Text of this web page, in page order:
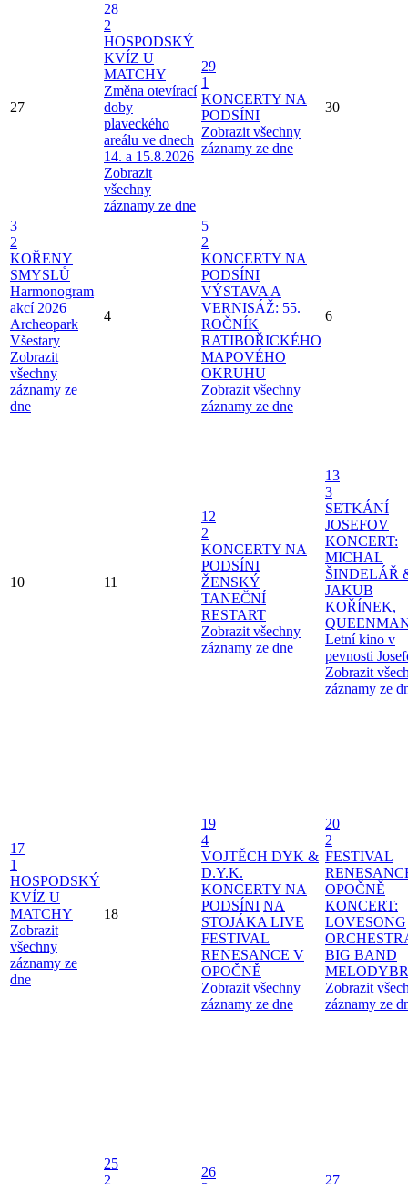
27
28
2
HOSPODSKÝ
KVÍZ U
MATCHY
Změna otevírací
doby
plaveckého
areálu ve dnech
14. a 15.8.2026
Zobrazit
všechny
záznamy ze dne
29
1
KONCERTY NA
PODSÍNI
Zobrazit všechny
záznamy ze dne
30
3
2
KOŘENY
SMYSLŮ
Harmonogram
akcí 2026
Archeopark
Všestary
Zobrazit
všechny
záznamy ze
dne
4
5
2
KONCERTY NA
PODSÍNI
VÝSTAVA A
VERNISÁŽ: 55.
ROČNÍK
RATIBOŘICKÉHO
MAPOVÉHO
OKRUHU
Zobrazit všechny
záznamy ze dne
6
10 11
12
2
KONCERTY NA
PODSÍNI
ŽENSKÝ
TANEČNÍ
RESTART
Zobrazit všechny
záznamy ze dne
13
3
SETKÁNÍ
JOSEFOV
KONCERT:
MICHAL
ŠINDELÁŘ
JAKUB
KOŘÍNEK,
Letní kino v
pevnosti
Zobrazit
záznamy ze
17
1
HOSPODSKÝ
KVÍZ U
MATCHY
Zobrazit
všechny
záznamy ze
dne
18
19
4
VOJTĚCH DYK &
D.Y.K.
KONCERTY NA
PODSÍNI NA
STOJÁKA LIVE
FESTIVAL
RENESANCE V
OPOČNĚ
Zobrazit všechny
záznamy ze dne
20
2
FESTIVAL
OPOČNĚ
KONCERT:
LOVESONG
BIG BAND
Zobrazit
záznamy ze
25
2
26
27